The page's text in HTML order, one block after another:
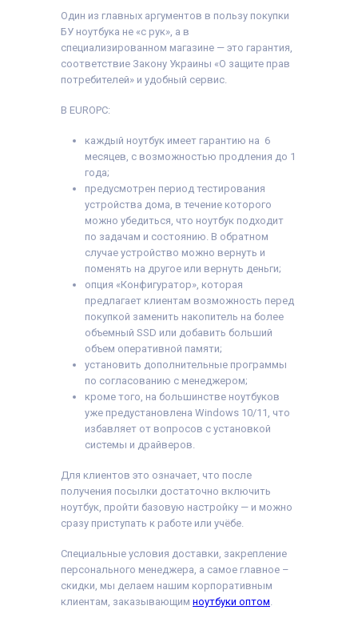
Один из главных аргументов в пользу покупки
БУ ноутбука не «с рук», а в
специализированном магазине — это гарантия,
соответствие Закону Украины «О защите прав
потребителей» и удобный сервис.
В EUROPC:
каждый ноутбук имеет гарантию на 6
месяцев, с возможностью продления до 1
года;
предусмотрен период тестирования
устройства дома, в течение которого
можно убедиться, что ноутбук подходит
по задачам и состоянию. В обратном
случае устройство можно вернуть и
поменять на другое или вернуть деньги;
опция «Конфигуратор», которая
предлагает клиентам возможность перед
покупкой заменить накопитель на более
объемный SSD или добавить больший
объем оперативной памяти;
установить дополнительные программы
по согласованию с менеджером;
кроме того, на большинстве ноутбуков
уже предустановлена Windows 10/11, что
избавляет от вопросов с установкой
системы и драйверов.
Для клиентов это означает, что после
получения посылки достаточно включить
ноутбук, пройти базовую настройку — и можно
сразу приступать к работе или учёбе.
Специальные условия доставки, закрепление
персонального менеджера, а самое главное –
скидки, мы делаем нашим корпоративным
клиентам, заказывающим ноутбуки оптом.